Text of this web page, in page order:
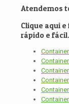
Atendemos
Clique aqui
rápido e fácil.